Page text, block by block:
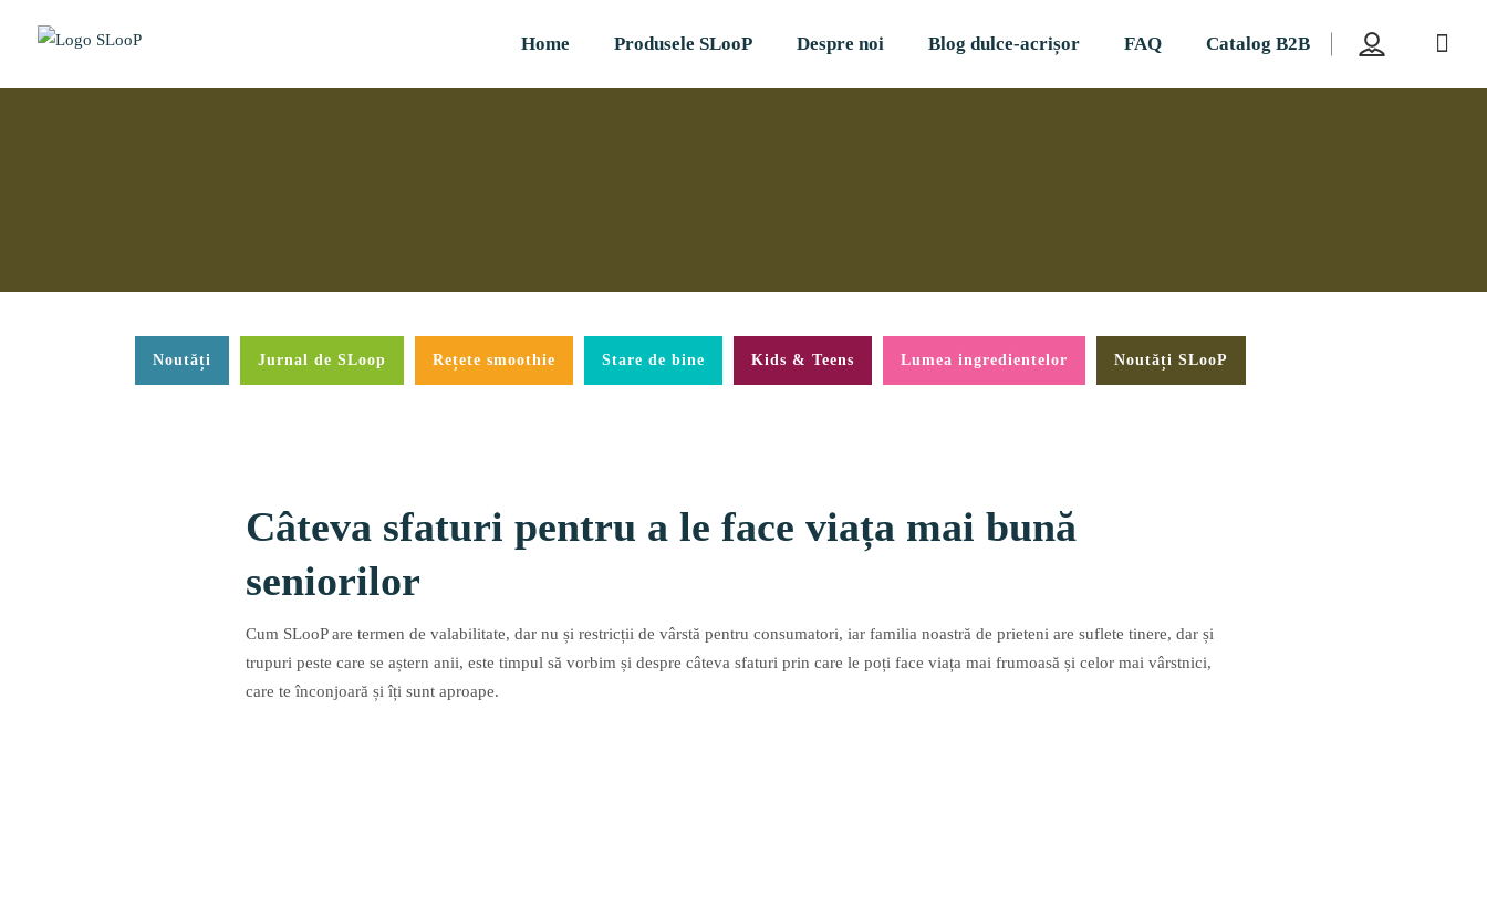
Home Produsele SLooP Despre noi Blog dulce-acrișor FAQ Catalog B2B
Noutăți Jurnal de SLoop Rețete smoothie Stare de bine Kids & Teens Lumea ingredientelor Noutăți SLooP
Câteva sfaturi pentru a le face viața mai bună
seniorilor
Cum SLooP are termen de valabilitate, dar nu și restricții de vârstă pentru consumatori, iar familia noastră de prieteni are suflete tinere, dar și
trupuri peste care se aștern anii, este timpul să vorbim și despre câteva sfaturi prin care le poți face viața mai frumoasă și celor mai vârstnici,
care te înconjoară și îți sunt aproape.